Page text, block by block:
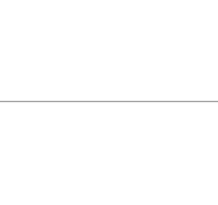
нашей дорогой Родины,